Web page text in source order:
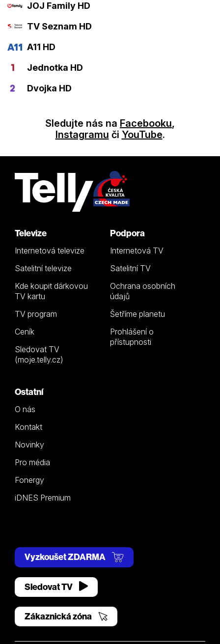
JOJ Family HD
TV Seznam HD
A11 HD
Jednotka HD
Dvojka HD
Sledujte nás na Facebooku,
Instagramu či YouTube.
Televize
Internetová televize
Satelitní televize
Kde koupit dárkovou
TV kartu
TV program
Ceník
Sledovat TV
(moje.telly.cz)
Podpora
Internetová TV
Satelitní TV
Ochrana osobních
údajů
Šetříme planetu
Prohlášení o
přístupnosti
Ostatní
O nás
Kontakt
Novinky
Pro média
Fonergy
iDNES Premium
Vyzkoušet ZDARMA
Sledovat TV
Zákaznická zóna